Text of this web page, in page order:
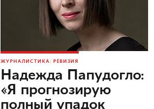
ЖУРНАЛИСТИКА: РЕВИЗИЯ
Надежда Папудогло:
«Я прогнозирую
полный упадок